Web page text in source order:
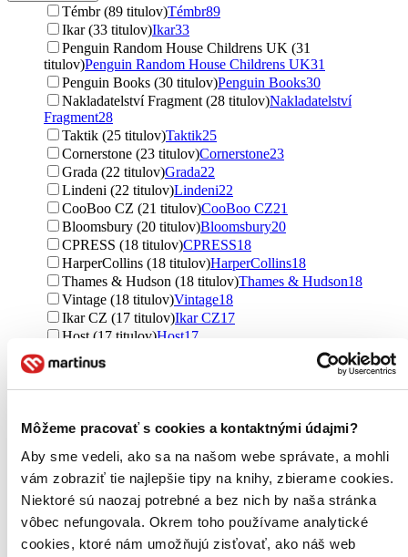
Môžeme pracovať s cookies a kontaktnými údajmi?
Aby sme vedeli, ako sa na našom webe správate, a mohli
vám zobraziť tie najlepšie tipy na knihy, zbierame cookies.
Niektoré sú naozaj potrebné a bez nich by naša stránka
vôbec nefungovala. Okrem toho používame analytické
cookies, ktoré nám umožňujú zisťovať, ako náš web
Témbr (89 titulov)Témbr89
Ikar (33 titulov)Ikar33
Penguin Random House Childrens UK (31
titulov)Penguin Random House Childrens UK31
Penguin Books (30 titulov)Penguin Books30
Nakladatelství Fragment (28 titulov)Nakladatelství
Fragment28
Taktik (25 titulov)Taktik25
Cornerstone (23 titulov)Cornerstone23
Grada (22 titulov)Grada22
Lindeni (22 titulov)Lindeni22
CooBoo CZ (21 titulov)CooBoo CZ21
Bloomsbury (20 titulov)Bloomsbury20
CPRESS (18 titulov)CPRESS18
HarperCollins (18 titulov)HarperCollins18
Thames & Hudson (18 titulov)Thames & Hudson18
Vintage (18 titulov)Vintage18
Ikar CZ (17 titulov)Ikar CZ17
Host (17 titulov)Host17
Kalibr (17 titulov)
Arcturus (16 titulov)
Albatros CZ (15 titulov)Albatros CZ15
Pan Macmillan (14 titulov)Pan Macmillan 14
Pikola (12 titulov)Pikola12
Baronet (12 titulov)Baronet12
Pointa (12 titulov)Pointa 12
Štohl - Vzdělávací středisko Znojmo (12 titulov)Štohl -
Vzdělávací středisko Znojmo
HarperCollins Publishers (12 titulov) HarperCollins